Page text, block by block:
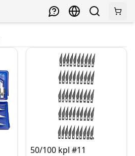
50/100 kpl #11